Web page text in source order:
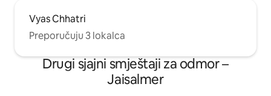
Vyas Chhatri
Preporučuju 3 lokalca
Drugi sjajni smještaji za odmor –
Jaisalmer